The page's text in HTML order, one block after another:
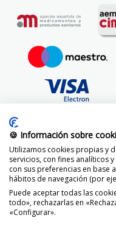
🍪 Información sobre
Utilizamos cookies propias y
servicios, con fines analíticos
con sus preferencias en base
hábitos de navegación (por
Puede aceptar todas las
todo», rechazarlas en
«Configurar».